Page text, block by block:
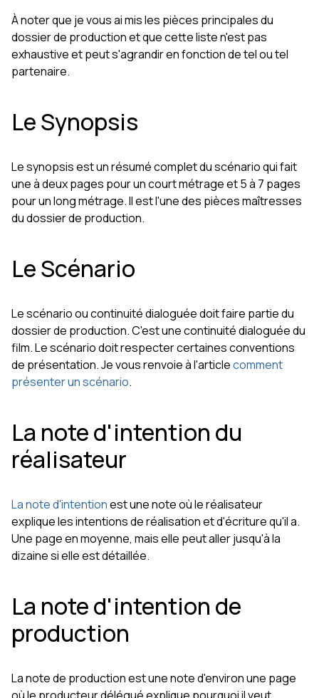
À noter que je vous ai mis les pièces principales du
dossier de production et que cette liste n'est pas
exhaustive et peut s'agrandir en fonction de tel ou tel
partenaire.
Le Synopsis
Le synopsis est un résumé complet du scénario qui fait
une à deux pages pour un court métrage et 5 à 7 pages
pour un long métrage. Il est l'une des pièces maîtresses
du dossier de production.
Le Scénario
Le scénario ou continuité dialoguée doit faire partie du
dossier de production. C'est une continuité dialoguée du
film. Le scénario doit respecter certaines conventions
de présentation. Je vous renvoie à l'articlecomment
présenter un scénario.
La note d'intention du
réalisateur
La note d'intentionest une note où le réalisateur
explique les intentions de réalisation et d'écriture qu'il a.
Une page en moyenne, mais elle peut aller jusqu'à la
dizaine si elle est détaillée.
La note d'intention de
production
La note de production est une note d'environ une page